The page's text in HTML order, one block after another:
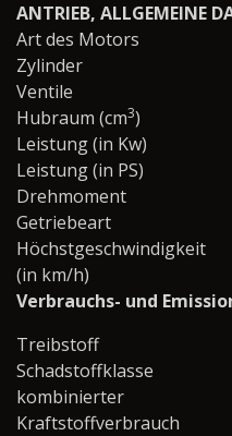
ANTRIEB, ALLGEMEINE
Art des Motors
Zylinder
Ventile
Hubraum (cm3)
Leistung (in Kw)
Leistung (in PS)
Drehmoment
Getriebeart
Höchstgeschwindigkeit
(in km/h)
Verbrauchs- und
Treibstoff
Schadstoffklasse
kombinierter
Kraftstoffverbrauch